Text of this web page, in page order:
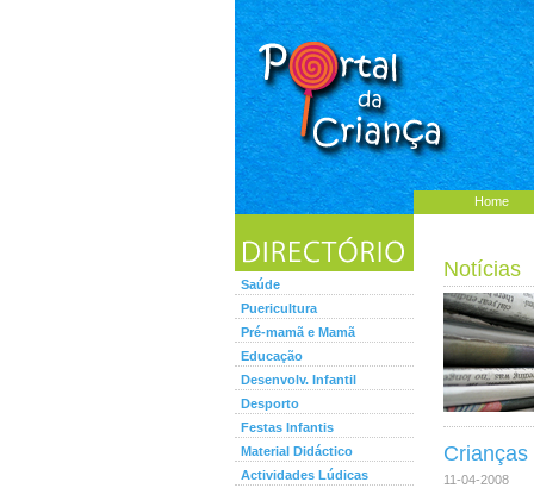
Home
Saúde
Puericultura
Pré-mamã e Mamã
Educação
Desenvolv. Infantil
Desporto
Festas Infantis
Material Didáctico
Actividades Lúdicas
Notícias
11-04-2008